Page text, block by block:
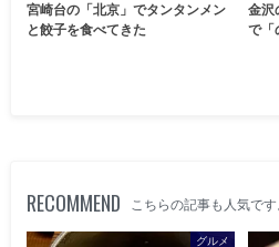
宮崎台の「北京」でタンタンメン
と餃子を食べてきた
金沢
で「
RECOMMEND こちらの記事も人気です
グルメ